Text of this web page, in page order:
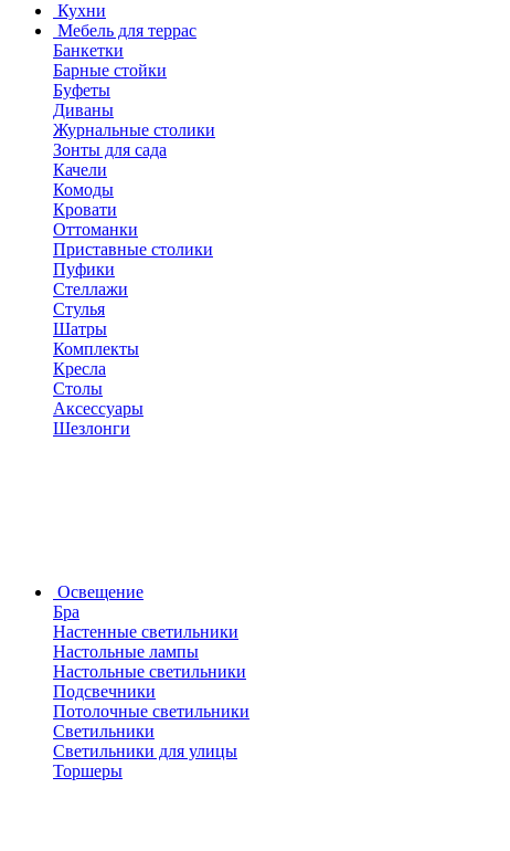
Кухни
Мебель для террас
Банкетки
Барные стойки
Буфеты
Диваны
Журнальные столики
Зонты для сада
Качели
Комоды
Кровати
Оттоманки
Приставные столики
Пуфики
Стеллажи
Стулья
Шатры
Комплекты
Кресла
Столы
Аксессуары
Шезлонги
Освещение
Бра
Настенные светильники
Настольные лампы
Настольные светильники
Подсвечники
Потолочные светильники
Светильники
Светильники для улицы
Торшеры